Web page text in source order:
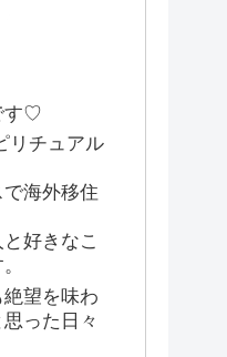
す♡
リチュアル
海外移住
好きなこ
望を味わ
った日々